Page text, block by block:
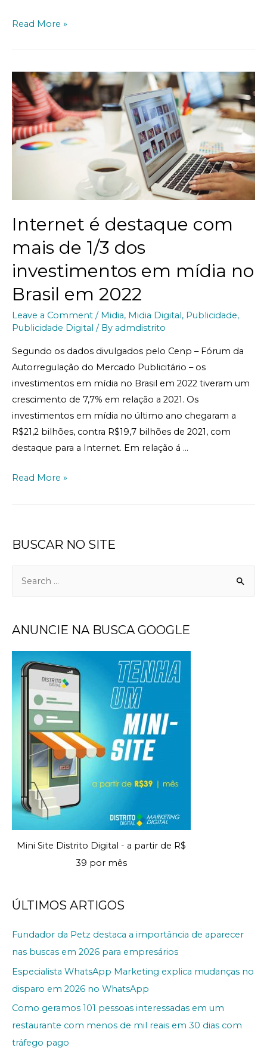
Read More »
Internet é destaque com
mais de 1/3 dos
investimentos em mídia no
Brasil em 2022
Leave a Comment / Midia, Midia Digital , Publicidade,
Publicidade Digital / By admdistrito
Segundo os dados divulgados pelo Cenp – Fórum da
Autorregulação do Mercado Publicitário – os
investimentos em mídia no Brasil em 2022 tiveram um
crescimento de 7,7% em relação a 2021. Os
investimentos em mídia no último ano chegaram a
R$21,2 bilhões, contra R$19,7 bilhões de 2021, com
destaque para a Internet. Em relação á …
Read More »
BUSCAR NO SITE
ANUNCIE NA BUSCA GOOGLE
Mini Site Distrito Digital - a partir de R$
39 por mês
ÚLTIMOS ARTIGOS
Fundador da Petz destaca a importância de aparecer
nas buscas em 2026 para empresários
Especialista WhatsApp Marketing explica mudanças no
disparo em 2026 no WhatsApp
Como geramos 101 pessoas interessadas em um
restaurante com menos de mil reais em 30 dias com
tráfego pago